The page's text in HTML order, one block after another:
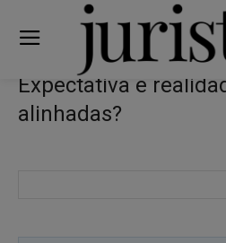
Expectativa e
alinhadas?